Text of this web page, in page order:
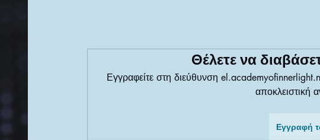
Θέλετε να
Εγγραφείτε στη διεύθυνση
αποκλειστική
Εγγραφή